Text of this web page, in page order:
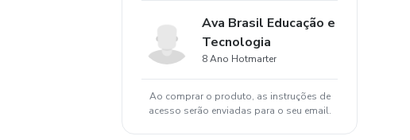
Ava Brasil Educação e
Tecnologia
8 Ano Hotmarter
Ao comprar o produto, as instruções de
acesso serão enviadas para o seu email.